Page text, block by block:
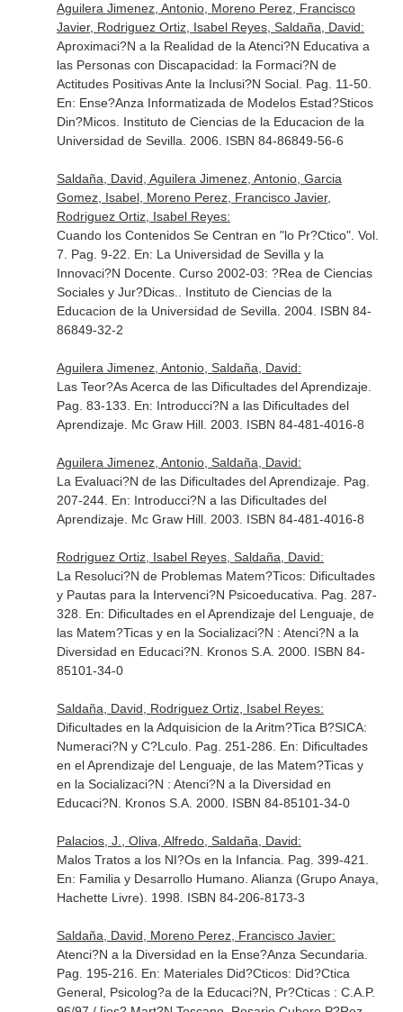
Aguilera Jimenez, Antonio, Moreno Perez, Francisco
Javier, Rodriguez Ortiz, Isabel Reyes, Saldaña, David:
Aproximaci?N a la Realidad de la Atenci?N Educativa a
las Personas con Discapacidad: la Formaci?N de
Actitudes Positivas Ante la Inclusi?N Social. Pag. 11-50.
En: Ense?Anza Informatizada de Modelos Estad?Sticos
Din?Micos. Instituto de Ciencias de la Educacion de la
Universidad de Sevilla. 2006. ISBN 84-86849-56-6
Saldaña, David, Aguilera Jimenez, Antonio, Garcia
Gomez, Isabel, Moreno Perez, Francisco Javier,
Rodriguez Ortiz, Isabel Reyes:
Cuando los Contenidos Se Centran en "lo Pr?Ctico". Vol.
7. Pag. 9-22. En: La Universidad de Sevilla y la
Innovaci?N Docente. Curso 2002-03: ?Rea de Ciencias
Sociales y Jur?Dicas.
. Instituto de Ciencias de la
Educacion de la Universidad de Sevilla. 2004. ISBN 84-
86849-32-2
Aguilera Jimenez, Antonio, Saldaña, David:
Las Teor?As Acerca de las Dificultades del Aprendizaje.
Pag. 83-133. En: Introducci?N a las Dificultades del
Aprendizaje. Mc Graw Hill. 2003. ISBN 84-481-4016-8
Aguilera Jimenez, Antonio, Saldaña, David:
La Evaluaci?N de las Dificultades del Aprendizaje. Pag.
207-244. En: Introducci?N a las Dificultades del
Aprendizaje. Mc Graw Hill. 2003. ISBN 84-481-4016-8
Rodriguez Ortiz, Isabel Reyes, Saldaña, David:
La Resoluci?N de Problemas Matem?Ticos: Dificultades
y Pautas para la Intervenci?N Psicoeducativa. Pag. 287-
328. En: Dificultades en el Aprendizaje del Lenguaje, de
las Matem?Ticas y en la Socializaci?N : Atenci?N a la
Diversidad en Educaci?N . Kronos S.A. 2000. ISBN 84-
85101-34-0
Saldaña, David, Rodriguez Ortiz, Isabel Reyes:
Dificultades en la Adquisicion de la Aritm?Tica B?SICA:
Numeraci?N y C?Lculo. Pag. 251-286. En: Dificultades
en el Aprendizaje del Lenguaje, de las Matem?Ticas y
en la Socializaci?N : Atenci?N a la Diversidad en
Educaci?N . Kronos S.A. 2000. ISBN 84-85101-34-0
Palacios, J., Oliva, Alfredo, Saldaña, David:
Malos Tratos a los NI?Os en la Infancia. Pag. 399-421.
En: Familia y Desarrollo Humano. Alianza (Grupo Anaya,
Hachette Livre). 1998. ISBN 84-206-8173-3
Saldaña, David, Moreno Perez, Francisco Javier:
Atenci?N a la Diversidad en la Ense?Anza Secundaria.
Pag. 195-216. En: Materiales Did?Cticos: Did?Ctica
General, Psicolog?a de la Educaci?N, Pr?Cticas : C.A.P.